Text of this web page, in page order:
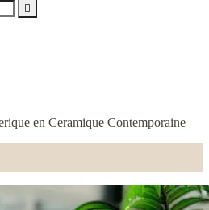

en Ceramique Contemporaine